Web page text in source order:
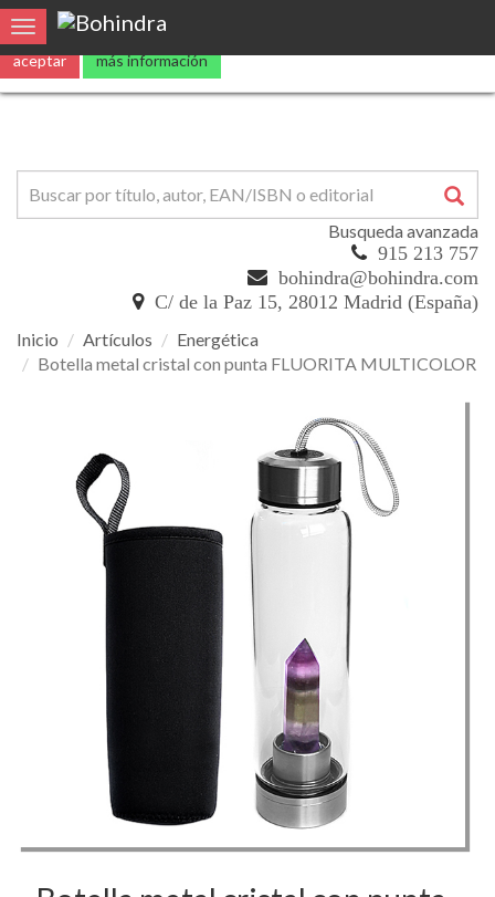
Utilizamoscookies propias y de terceros para mejorar nuestros
aceptar más información
Toggle navigation
Busqueda avanzada
915 213 757
bohindra@bohindra.com
C/ de la Paz 15, 28012 Madrid (España)
Inicio Artículos
Energética
Botella metal cristal con punta FLUORITA MULTICOLOR
metal
cristal
FLUORITA
MULTICOLOR